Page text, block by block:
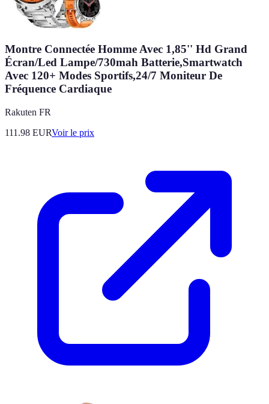
Montre Connectée Homme Avec 1,85'' Hd Grand
Écran/Led Lampe/730mah Batterie,Smartwatch
Avec 120+ Modes Sportifs,24/7 Moniteur De
Fréquence Cardiaque
Rakuten FR
111.98 EURVoir le prix